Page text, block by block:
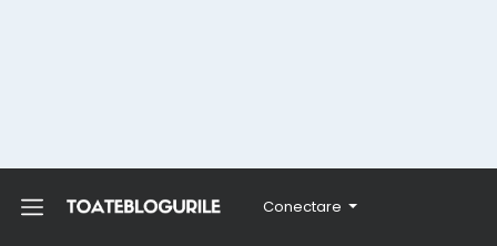
Conectare